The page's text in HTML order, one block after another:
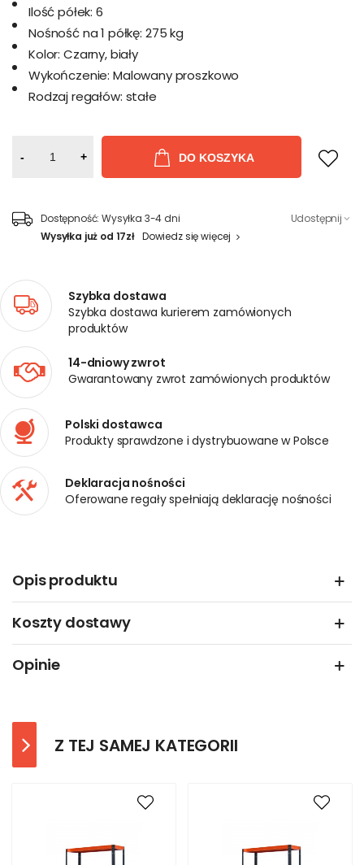
Ilość półek: 6
Nośność na 1 półkę: 275 kg
Kolor: Czarny, biały
Wykończenie: Malowany proszkowo
Rodzaj regałów: stałe
- + DO KOSZYKA
Dostępność: Wysyłka 3-4 dni
Wysyłka już od 17zł Dowiedz się więcej
Udostępnij
Szybka dostawa
Szybka dostawa kurierem zamówionych
produktów
14-dniowy zwrot
Gwarantowany zwrot zamówionych produktów
Polski dostawca
Produkty sprawdzone i dystrybuowane w Polsce
Deklaracja nośności
Oferowane regały spełniają deklarację nośności
Opis produktu
Koszty dostawy
Opinie
Z TEJ SAMEJ KATEGORII